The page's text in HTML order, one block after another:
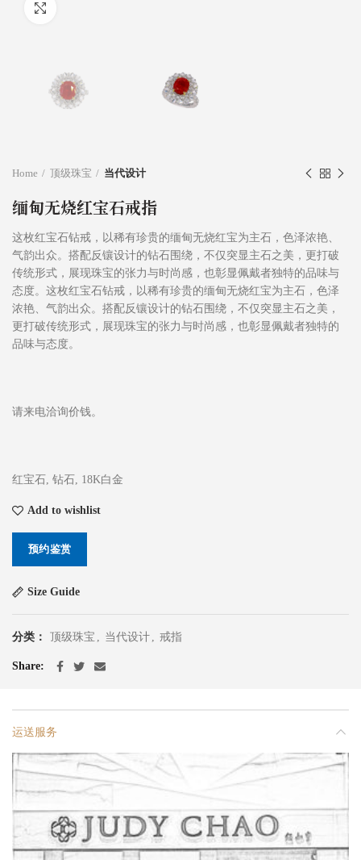
Home 顶级珠宝 当代设计
缅甸无烧红宝石戒指
这枚红宝石钻戒，以稀有珍贵的缅甸无烧红宝为主石，色泽浓艳、
气韵出众。搭配反镶设计的钻石围绕，不仅突显主石之美，更打破
传统形式，展现珠宝的张力与时尚感，也彰显佩戴者独特的品味与
态度。这枚红宝石钻戒，以稀有珍贵的缅甸无烧红宝为主石，色泽
浓艳、气韵出众。搭配反镶设计的钻石围绕，不仅突显主石之美，
更打破传统形式，展现珠宝的张力与时尚感，也彰显佩戴者独特的
品味与态度。
请来电洽询价钱。
红宝石, 钻石, 18K白金
Add to wishlist
预约鉴赏
Size Guide
分类： 顶级珠宝 , 当代设计 , 戒指
Share
运送服务